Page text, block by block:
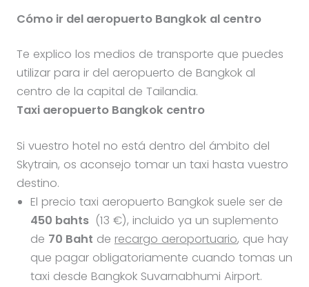
Cómo ir del aeropuerto Bangkok al centro
Te explico los medios de transporte que puedes
utilizar para ir del aeropuerto de Bangkok al
centro de la capital de Tailandia.
Taxi aeropuerto Bangkok centro
Si vuestro hotel no está dentro del ámbito del
Skytrain, os aconsejo tomar un taxi hasta vuestro
destino.
El precio taxi aeropuerto Bangkok suele ser de
450 bahts (13 €), incluido ya un suplemento
de 70 Baht de recargo aeroportuario, que hay
que pagar obligatoriamente cuando tomas un
taxi desde Bangkok Suvarnabhumi Airport.